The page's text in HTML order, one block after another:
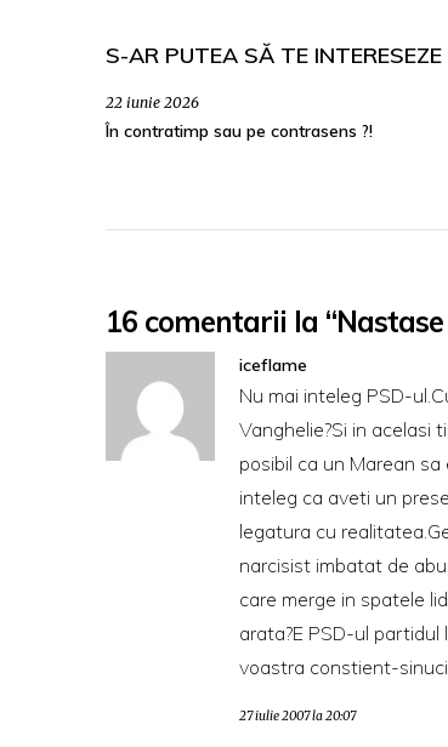
S-AR PUTEA SĂ TE INTERESEZE
22 iunie 2026
În contratimp sau pe contrasens ?!
16 comentarii la
iceflame
Nu mai inteleg PSD-
Vanghelie?Si in acelasi
posibil ca un Marean
inteleg ca aveti un
legatura cu
narcisist imbatat de
care merge in spatele
arata?E PSD-ul partidul
voastra constient-
27 iulie 2007 la 20:07